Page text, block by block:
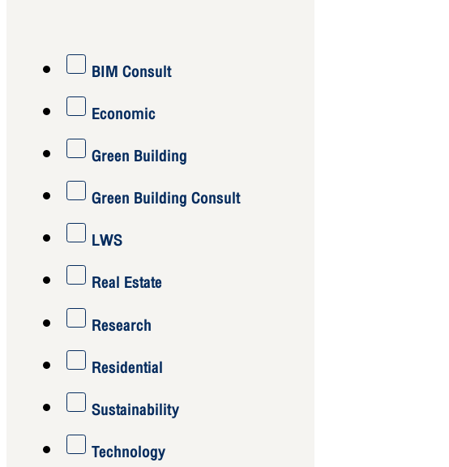
BIM Consult
Economic
Green Building
Green Building Consult
LWS
Real Estate
Research
Residential
Sustainability
Technology